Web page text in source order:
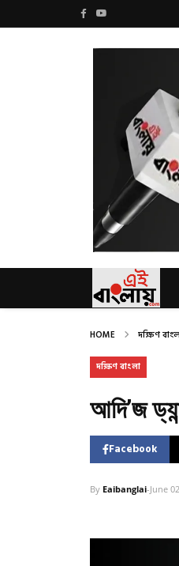
HOME দক্ষিণ
দক্ষিণ বাংলা
আদি’জ
Facebook
By Eaibanglai-June